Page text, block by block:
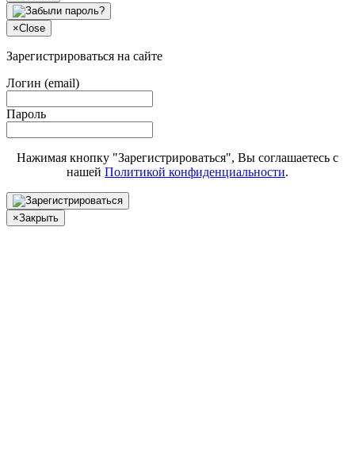
×Close
Зарегистрироваться на сайте
Логин (email)
Пароль
Нажимая кнопку "Зарегистрироваться", Вы соглашаетесь с
нашей Политикой конфиденциальности.
×Закрыть